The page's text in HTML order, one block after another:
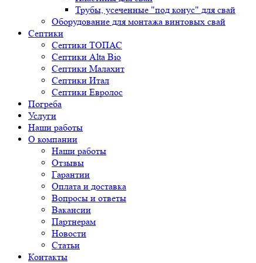
Трубы, усеченные "под конус" для свай
Оборудование для монтажа винтовых свай
Септики
Септики ТОПАС
Септики Alta Bio
Септики Малахит
Септики Итал
Септики Евролос
Погреба
Услуги
Наши работы
О компании
Наши работы
Отзывы
Гарантии
Оплата и доставка
Вопросы и ответы
Вакансии
Партнерам
Новости
Статьи
Контакты